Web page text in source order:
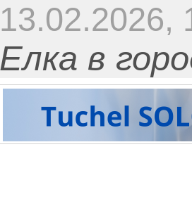
13.02.2026,
Елка в